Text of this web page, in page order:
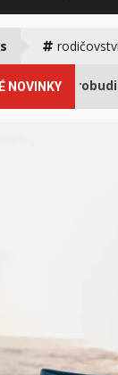
NOVINKYlásku k